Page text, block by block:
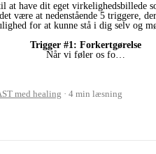
at have dit eget virkelighedsbillede
være at nedenstående 5
for at kunne stå i dig selv og
Trigger #1: Forkertgørelse
Når vi føler os fo…
med healing 4 min læsning